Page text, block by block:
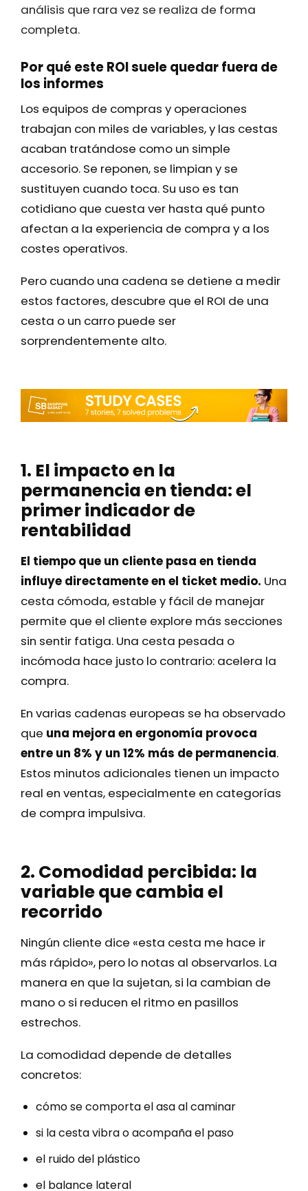
análisis que rara vez se realiza de forma
completa.
Por qué este ROI suele quedar fuera de
los informes
Los equipos de compras y operaciones
trabajan con miles de variables, y las cestas
acaban tratándose como un simple
accesorio. Se reponen, se limpian y se
sustituyen cuando toca. Su uso es tan
cotidiano que cuesta ver hasta qué punto
afectan a la experiencia de compra y a los
costes operativos.
Pero cuando una cadena se detiene a medir
estos factores, descubre que el ROI de una
cesta o un carro puede ser
sorprendentemente alto.
1. El impacto en la
permanencia en tienda: el
primer indicador de
rentabilidad
El tiempo que un cliente pasa en tienda
influye directamente en el ticket medio. Una
cesta cómoda, estable y fácil de manejar
permite que el cliente explore más secciones
sin sentir fatiga. Una cesta pesada o
incómoda hace justo lo contrario: acelera la
compra.
En varias cadenas europeas se ha observado
que una mejora en ergonomía provoca
entre un 8% y un 12% más de permanencia.
Estos minutos adicionales tienen un impacto
real en ventas, especialmente en categorías
de compra impulsiva.
2. Comodidad percibida: la
variable que cambia el
recorrido
Ningún cliente dice «esta cesta me hace ir
más rápido», pero lo notas al observarlos. La
manera en que la sujetan, si la cambian de
mano o si reducen el ritmo en pasillos
estrechos.
La comodidad depende de detalles
concretos:
cómo se comporta el asa al caminar
si la cesta vibra o acompaña el paso
el ruido del plástico
el balance lateral